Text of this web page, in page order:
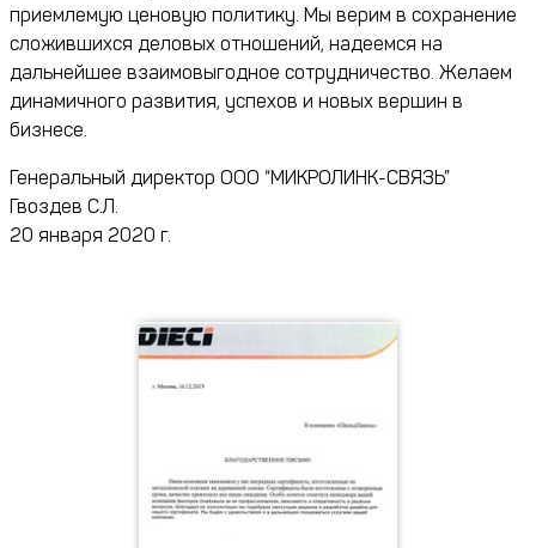
приемлемую ценовую политику. Мы верим в сохранение
сложившихся деловых отношений, надеемся на
дальнейшее взаимовыгодное сотрудничество. Желаем
динамичного развития, успехов и новых вершин в
бизнесе.
Генеральный директор ООО “МИКРОЛИНК-СВЯЗЬ”
Гвоздев С.Л.
20 января 2020 г.